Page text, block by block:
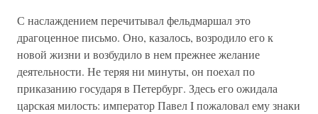
С наслаждением перечитывал фельдмаршал это
драгоценное письмо. Оно, казалось, возродило его к
новой жизни и возбудило в нем прежнее желание
деятельности. Не теряя ни минуты, он поехал по
приказанию государя в Петербург. Здесь его ожидала
царская милость: император Павел I пожаловал ему знаки